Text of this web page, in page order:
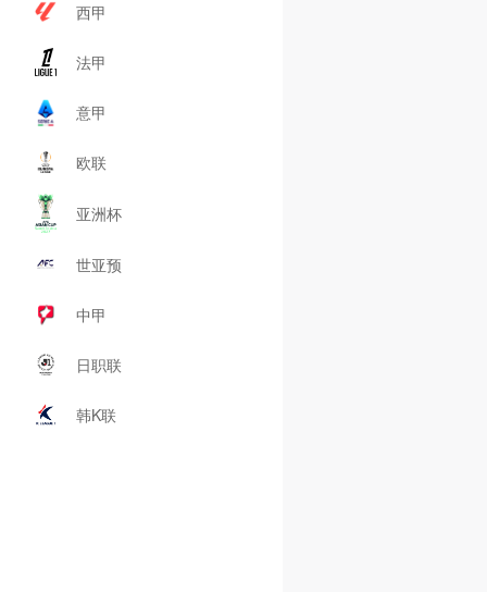
西甲
法甲
意甲
欧联
亚洲杯
世亚预
中甲
日职联
韩K联